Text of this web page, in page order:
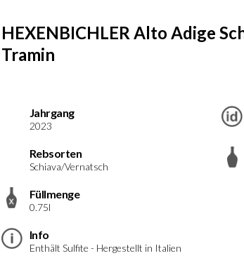
HEXENBICHLER Alto Adige
Tramin
Jahrgang
2023
Rebsorten
Schiava/Vernatsch
Füllmenge
0.75l
Info
Enthält Sulfite - Hergestellt in Italien